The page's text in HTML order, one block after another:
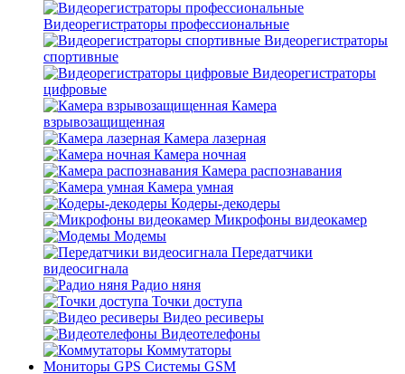
Видеорегистраторы профессиональные
Видеорегистраторы
спортивные
Видеорегистраторы
цифровые
Камера
взрывозащищенная
Камера лазерная
Камера ночная
Камера распознавания
Камера умная
Кодеры-декодеры
Микрофоны видеокамер
Модемы
Передатчики
видеосигнала
Радио няня
Точки доступа
Видео ресиверы
Видеотелефоны
Коммутаторы
Мониторы GPS Системы GSM